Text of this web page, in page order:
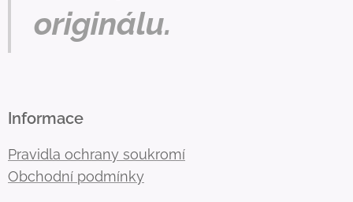
originálu.
Informace
Pravidla ochrany soukromí
Obchodní podmínky